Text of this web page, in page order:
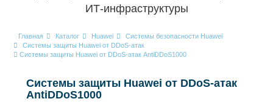
ИТ-инфраструктуры
Главная Каталог Huawei
Системы безопасности Huawei
Системы защиты Huawei от DDoS-атак
Системы защиты Huawei от DDoS-атак AntiDDoS1000
Системы защиты Huawei от DDoS-атак
AntiDDoS1000